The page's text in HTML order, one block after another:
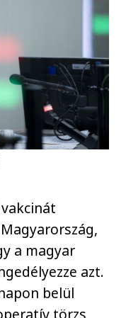
a magyar
azt.
belül
törzs